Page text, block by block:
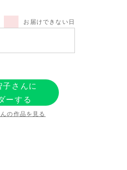
お届けできない日
子さんに
ーする
の作品を見る